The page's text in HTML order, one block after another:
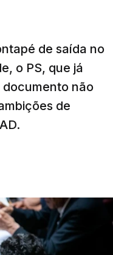
de saída no
o PS, que já
não
de